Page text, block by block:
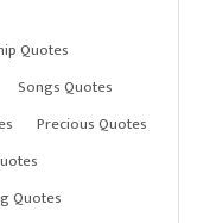
Quotes
Songs Quotes
Precious Quotes
Quotes